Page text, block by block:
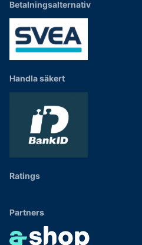
Betalningsalternativ
Handla säkert
Ratings
Partners